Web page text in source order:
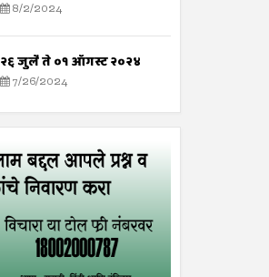
8/2/2024
२६ जुलै ते ०१ ऑगस्ट २०२४
7/26/2024